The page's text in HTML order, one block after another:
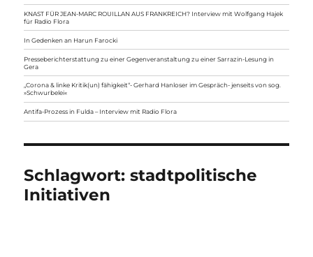
KNAST FÜR JEAN-MARC ROUILLAN AUS FRANKREICH? Interview mit Wolfgang Hajek
für Radio Flora
In Gedenken an Harun Farocki
Presseberichterstattung zu einer Gegenveranstaltung zu einer Sarrazin-Lesung in
Gera
„Corona & linke Kritik(un) fähigkeit“- Gerhard Hanloser im Gespräch- jenseits von sog.
»Schwurbelei«
Antifa-Prozess in Fulda – Interview mit Radio Flora
Schlagwort:stadtpolitische
Initiativen